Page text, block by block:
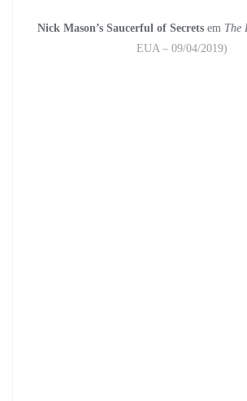
Nick Mason’s Saucerful of Secrets em The
EUA – 09/04/2019)